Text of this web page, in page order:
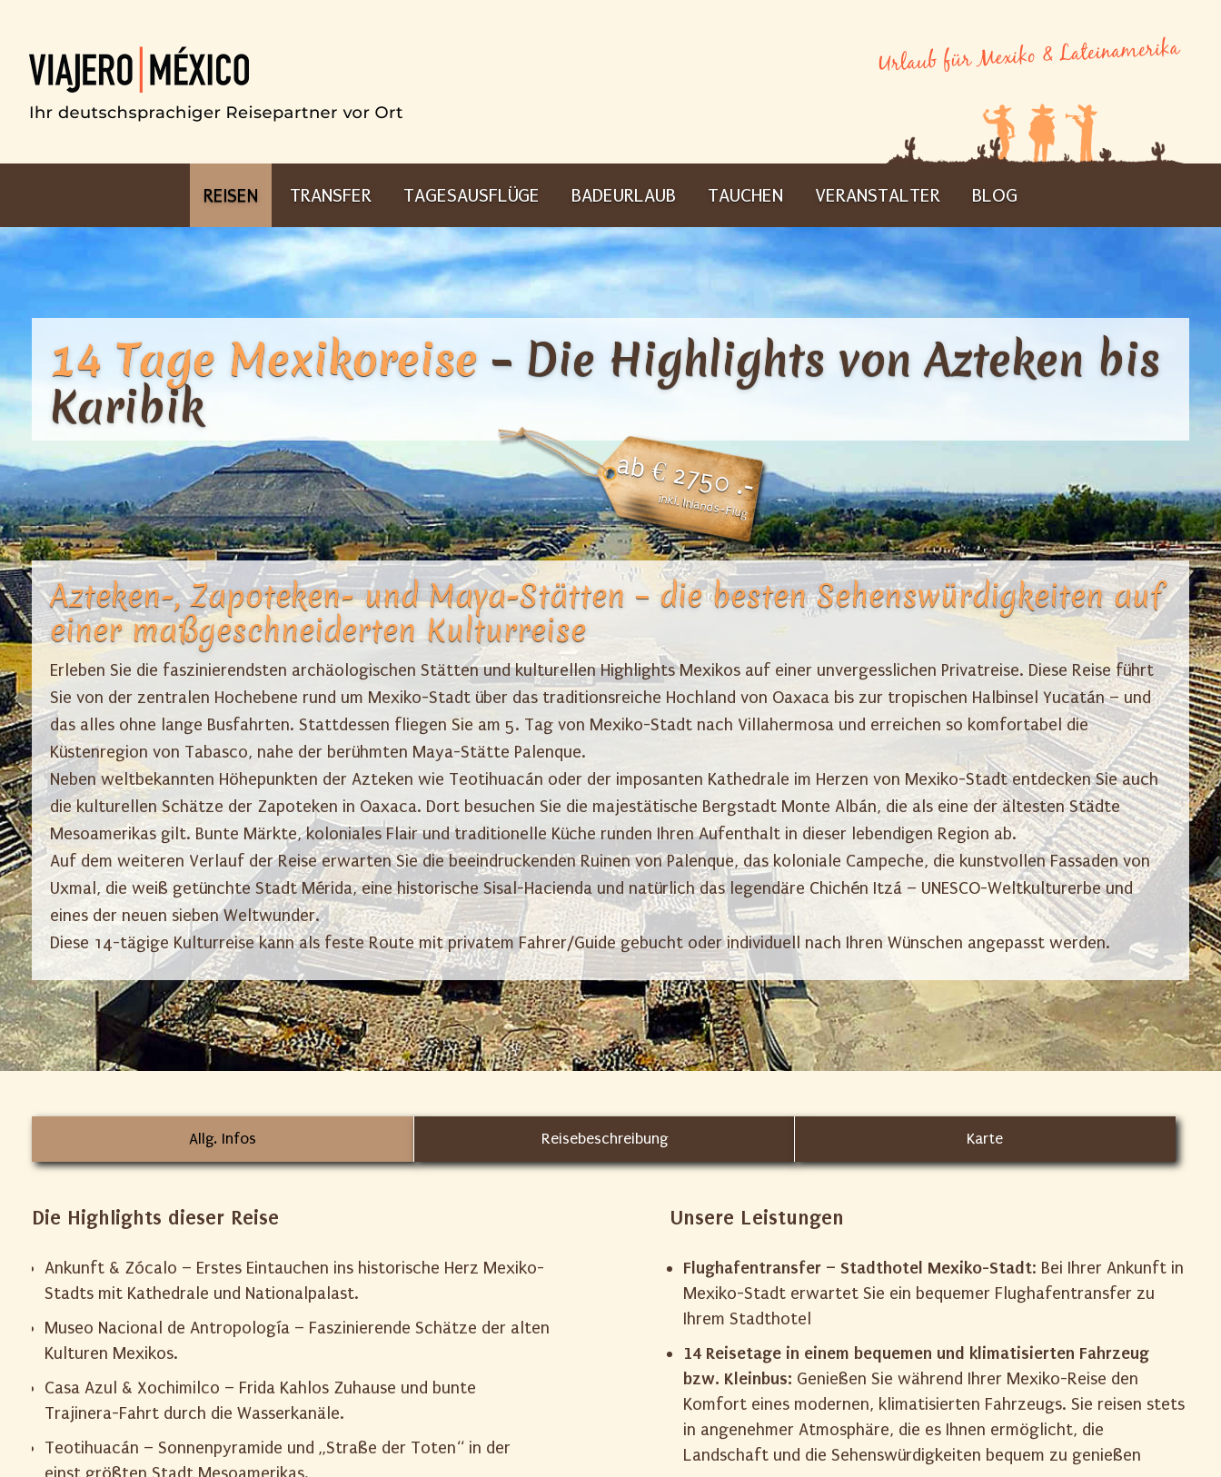
REISEN TRANSFER TAGESAUSFLÜGE BADEURLAUB TAUCHEN VERANSTALTER BLOG
14 Tage Mexikoreise – Die Highlights von Azteken bis
Karibik
ab € 2750 .-
inkl. Inlands-Flug
Azteken-, Zapoteken- und Maya-Stätten – die besten Sehenswürdigkeiten auf
einer maßgeschneiderten Kulturreise
Erleben Sie die faszinierendsten archäologischen Stätten und kulturellen Highlights Mexikos auf einer unvergesslichen Privatreise. Diese Reise führt
Sie von der zentralen Hochebene rund um Mexiko-Stadt über das traditionsreiche Hochland von Oaxaca bis zur tropischen Halbinsel Yucatán – und
das alles ohne lange Busfahrten. Stattdessen fliegen Sie am 5. Tag von Mexiko-Stadt nach Villahermosa und erreichen so komfortabel die
Küstenregion von Tabasco, nahe der berühmten Maya-Stätte Palenque.
Neben weltbekannten Höhepunkten der Azteken wie Teotihuacán oder der imposanten Kathedrale im Herzen von Mexiko-Stadt entdecken Sie auch
die kulturellen Schätze der Zapoteken in Oaxaca. Dort besuchen Sie die majestätische Bergstadt Monte Albán, die als eine der ältesten Städte
Mesoamerikas gilt. Bunte Märkte, koloniales Flair und traditionelle Küche runden Ihren Aufenthalt in dieser lebendigen Region ab.
Auf dem weiteren Verlauf der Reise erwarten Sie die beeindruckenden Ruinen von Palenque, das koloniale Campeche, die kunstvollen Fassaden von
Uxmal, die weiß getünchte Stadt Mérida, eine historische Sisal-Hacienda und natürlich das legendäre Chichén Itzá – UNESCO-Weltkulturerbe und
eines der neuen sieben Weltwunder.
Diese 14-tägige Kulturreise kann als feste Route mit privatem Fahrer/Guide gebucht oder individuell nach Ihren Wünschen angepasst werden.
Allg. Infos Reisebeschreibung Karte
Die Highlights dieser Reise
Ankunft & Zócalo – Erstes Eintauchen ins historische Herz Mexiko-
Stadts mit Kathedrale und Nationalpalast.
Museo Nacional de Antropología – Faszinierende Schätze der alten
Kulturen Mexikos.
Casa Azul & Xochimilco – Frida Kahlos Zuhause und bunte
Trajinera-Fahrt durch die Wasserkanäle.
Teotihuacán – Sonnenpyramide und „Straße der Toten“ in der
einst größten Stadt Mesoamerikas.
Unsere Leistungen
Flughafentransfer – Stadthotel Mexiko-Stadt: Bei Ihrer Ankunft in
Mexiko-Stadt erwartet Sie ein bequemer Flughafentransfer zu
Ihrem Stadthotel
14 Reisetage in einem bequemen und klimatisierten Fahrzeug
bzw. Kleinbus: Genießen Sie während Ihrer Mexiko-Reise den
Komfort eines modernen, klimatisierten Fahrzeugs. Sie reisen stets
in angenehmer Atmosphäre, die es Ihnen ermöglicht, die
Landschaft und die Sehenswürdigkeiten bequem zu genießen